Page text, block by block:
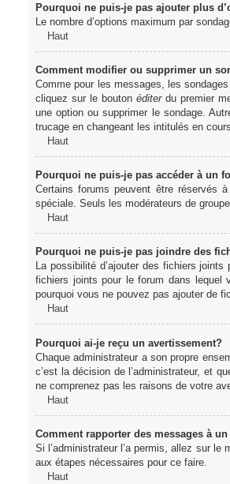
Pourquoi ne puis-je pas ajouter plus
Le nombre d’options maximum par
Haut
Comment modifier ou supprimer un
Comme pour les messages, les
cliquez sur le bouton éditerdu premier
une option ou supprimer le sondage.
trucage en changeant les intitulés en
Haut
Pourquoi ne puis-je pas accéder à un
Certains forums peuvent être réservés
spéciale. Seuls les modérateurs de
Haut
Pourquoi ne puis-je pas joindre des
La possibilité d’ajouter des fichiers
fichiers joints pour le forum dans lequel
pourquoi vous ne pouvez pas ajouter de
Haut
Pourquoi ai-je reçu un avertissement?
Chaque administrateur a son propre
c’est la décision de l’administrateur, et
ne comprenez pas les raisons de votre
Haut
Comment rapporter des messages à
Si l’administrateur l’a permis, allez sur
aux étapes nécessaires pour ce faire.
Haut